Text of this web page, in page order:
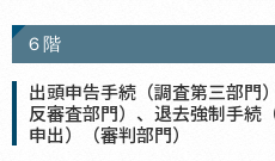
６階
出頭申告手続（調査第三部門
反審査部門）、退去強制手続
申出）（審判部門）